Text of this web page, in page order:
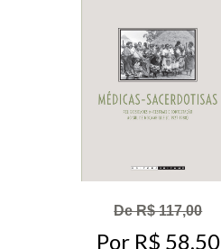
De R$ 117,00
Por R$ 58,50